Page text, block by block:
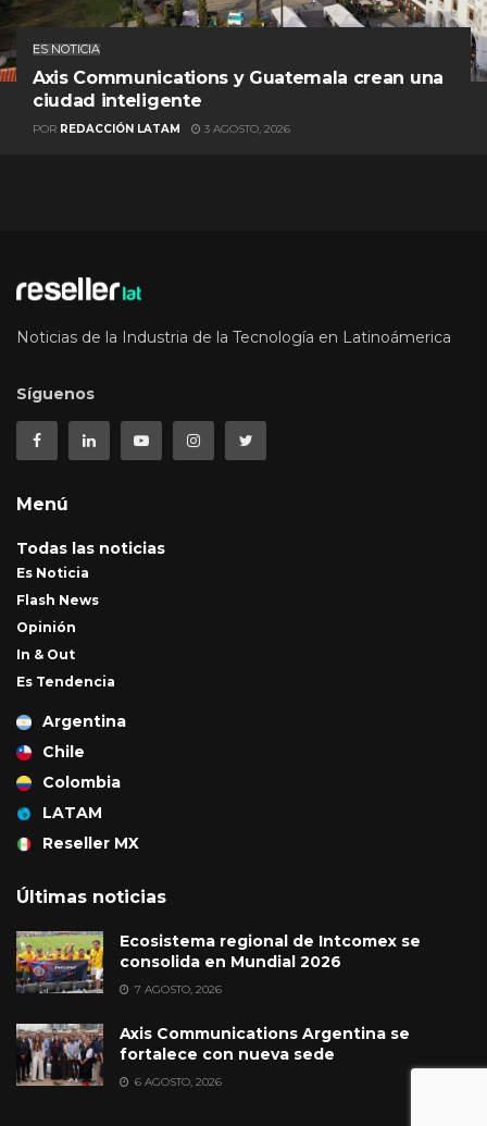
ES NOTICIA
Axis Communications y Guatemala crean una
ciudad inteligente
POR REDACCIÓN LATAM 3 AGOSTO, 2026
Noticias de la Industria de la Tecnología en Latinoámerica
Síguenos
Menú
Todas las noticias
Es Noticia
Flash News
Opinión
In & Out
Es Tendencia
Argentina
Chile
Colombia
LATAM
Reseller MX
Últimas noticias
Ecosistema regional de Intcomex se
consolida en Mundial 2026
7 AGOSTO, 2026
Axis Communications Argentina se
fortalece con nueva sede
6 AGOSTO, 2026